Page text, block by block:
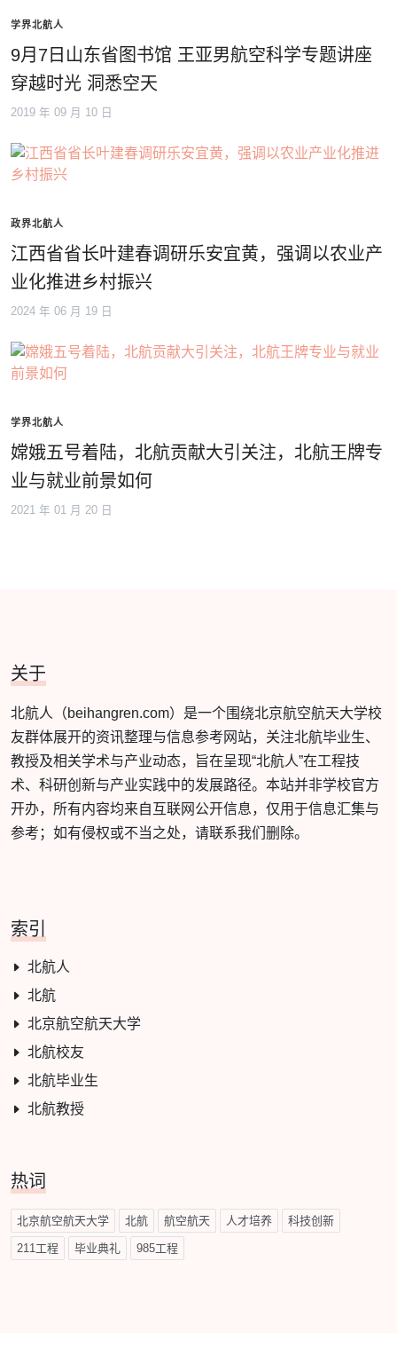
学界北航人
9月7日山东省图书馆 王亚男航空科学专题讲座
穿越时光 洞悉空天
2019 年 09 月 10 日
政界北航人
江西省省长叶建春调研乐安宜黄，强调以农业产
业化推进乡村振兴
2024 年 06 月 19 日
学界北航人
嫦娥五号着陆，北航贡献大引关注，北航王牌专
业与就业前景如何
2021 年 01 月 20 日
关于
北航人（beihangren.com）是一个围绕北京航空航天大学校
友群体展开的资讯整理与信息参考网站，关注北航毕业生、
教授及相关学术与产业动态，旨在呈现“北航人”在工程技
术、科研创新与产业实践中的发展路径。本站并非学校官方
开办，所有内容均来自互联网公开信息，仅用于信息汇集与
参考；如有侵权或不当之处，请联系我们删除。
索引
北航人
北航
北京航空航天大学
北航校友
北航毕业生
北航教授
热词
北京航空航天大学 北航 航空航天 人才培养 科技创新
211工程 毕业典礼 985工程